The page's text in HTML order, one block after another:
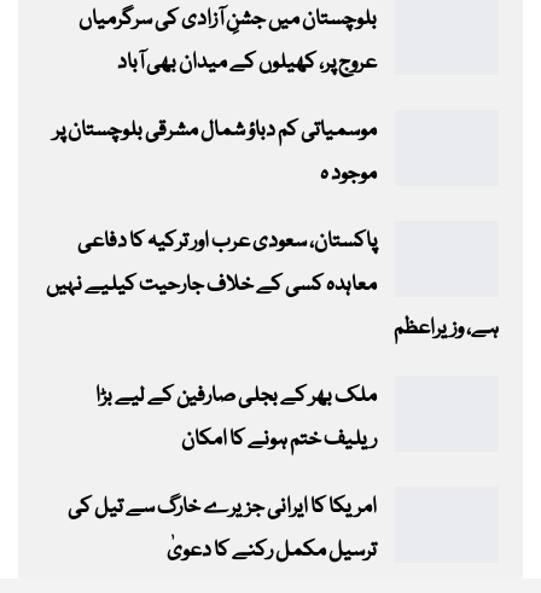
بلوچستان میں جشنِ آزادی کی سرگرمیاں
عروج پر، کھیلوں کے میدان بھی آباد
موسمیاتی کم دباؤ شمال مشرقی بلوچستان پر
موجود ہ
پاکستان، سعودی عرب اور ترکیہ کا دفاعی
معاہدہ کسی کے خلاف جارحیت کیلیے نہیں
ہے، وزیراعظم
ملک بھر کے بجلی صارفین کے لیے بڑا
ریلیف ختم ہونے کا امکان
امریکا کا ایرانی جزیرے خارگ سے تیل کی
ترسیل مکمل رکنے کا دعویٰ